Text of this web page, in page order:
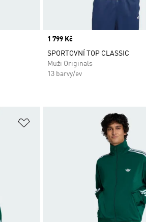
Price
1 799 Kč
SPORTOVNÍ TOP CLASSIC
Muži Originals
13 barvy/ev
Přidat do seznamu přání